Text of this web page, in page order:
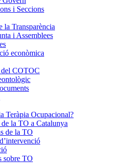
i Seccions
la Transparència
i Assemblees
econòmica
del COTOC
Teràpia Ocupacional?
la TO a Catalunya
de la TO
sobre TO